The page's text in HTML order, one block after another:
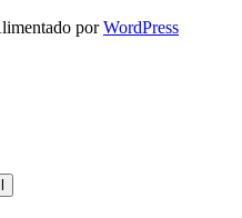
porWordPress